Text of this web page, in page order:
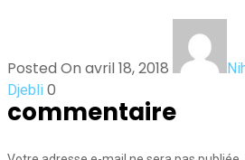
Posted On avril 18, 2018
Djebli 0
commentaire